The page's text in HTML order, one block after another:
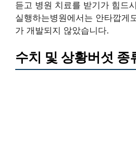
듣고 병원 치료를 받기가 힘드
실행하는병원에서는 안타깝게
가 개발되지 않았습니다.
수치 및 상황버섯 종